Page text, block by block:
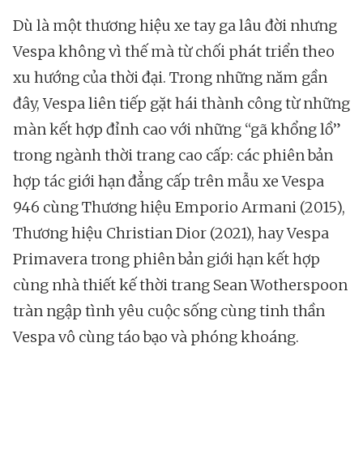
Dù là một thương hiệu xe tay ga lâu đời nhưng
Vespa không vì thế mà từ chối phát triển theo
xu hướng của thời đại. Trong những năm gần
đây, Vespa liên tiếp gặt hái thành công từ những
màn kết hợp đỉnh cao với những “gã khổng lồ”
trong ngành thời trang cao cấp: các phiên bản
hợp tác giới hạn đẳng cấp trên mẫu xe Vespa
946 cùng Thương hiệu Emporio Armani (2015),
Thương hiệu Christian Dior (2021), hay Vespa
Primavera trong phiên bản giới hạn kết hợp
cùng nhà thiết kế thời trang Sean Wotherspoon
tràn ngập tình yêu cuộc sống cùng tinh thần
Vespa vô cùng táo bạo và phóng khoáng.